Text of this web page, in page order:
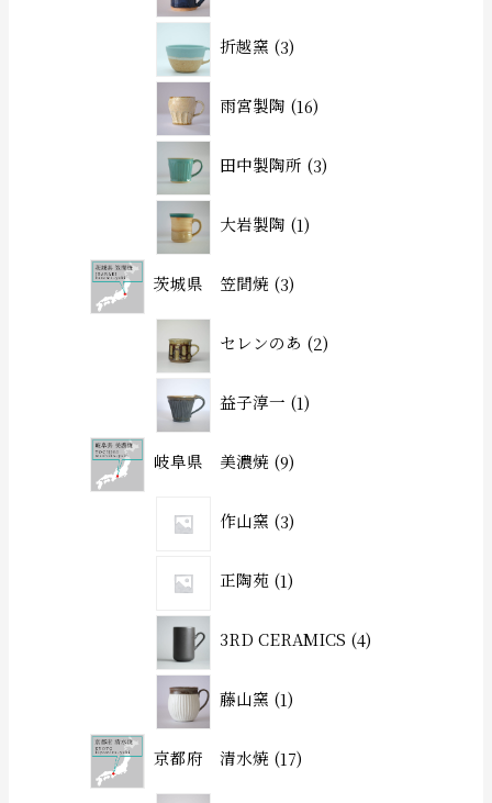
折越窯 3
雨宮製陶 16
田中製陶所 3
大岩製陶 1
茨城県 笠間焼 3
セレンのあ 2
益子淳一 1
岐阜県 美濃焼 9
作山窯 3
正陶苑 1
3RD CERAMICS 4
藤山窯 1
京都府 清水焼 17